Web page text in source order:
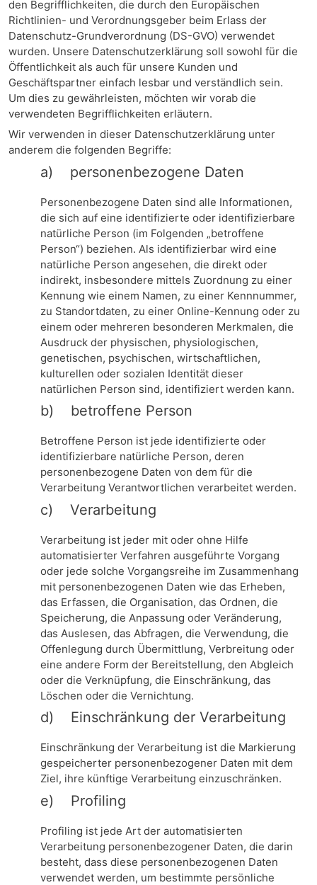
den Begrifflichkeiten, die durch den Europäischen
Richtlinien- und Verordnungsgeber beim Erlass der
Datenschutz-Grundverordnung (DS-GVO) verwendet
wurden. Unsere Datenschutzerklärung soll sowohl für die
Öffentlichkeit als auch für unsere Kunden und
Geschäftspartner einfach lesbar und verständlich sein.
Um dies zu gewährleisten, möchten wir vorab die
verwendeten Begrifflichkeiten erläutern.
Wir verwenden in dieser Datenschutzerklärung unter
anderem die folgenden Begriffe:
a) personenbezogene Daten
Personenbezogene Daten sind alle Informationen,
die sich auf eine identifizierte oder identifizierbare
natürliche Person (im Folgenden „betroffene
Person“) beziehen. Als identifizierbar wird eine
natürliche Person angesehen, die direkt oder
indirekt, insbesondere mittels Zuordnung zu einer
Kennung wie einem Namen, zu einer Kennnummer,
zu Standortdaten, zu einer Online-Kennung oder zu
einem oder mehreren besonderen Merkmalen, die
Ausdruck der physischen, physiologischen,
genetischen, psychischen, wirtschaftlichen,
kulturellen oder sozialen Identität dieser
natürlichen Person sind, identifiziert werden kann.
b) betroffene Person
Betroffene Person ist jede identifizierte oder
identifizierbare natürliche Person, deren
personenbezogene Daten von dem für die
Verarbeitung Verantwortlichen verarbeitet werden.
c) Verarbeitung
Verarbeitung ist jeder mit oder ohne Hilfe
automatisierter Verfahren ausgeführte Vorgang
oder jede solche Vorgangsreihe im Zusammenhang
mit personenbezogenen Daten wie das Erheben,
das Erfassen, die Organisation, das Ordnen, die
Speicherung, die Anpassung oder Veränderung,
das Auslesen, das Abfragen, die Verwendung, die
Offenlegung durch Übermittlung, Verbreitung oder
eine andere Form der Bereitstellung, den Abgleich
oder die Verknüpfung, die Einschränkung, das
Löschen oder die Vernichtung.
d) Einschränkung der Verarbeitung
Einschränkung der Verarbeitung ist die Markierung
gespeicherter personenbezogener Daten mit dem
Ziel, ihre künftige Verarbeitung einzuschränken.
e) Profiling
Profiling ist jede Art der automatisierten
Verarbeitung personenbezogener Daten, die darin
besteht, dass diese personenbezogenen Daten
verwendet werden, um bestimmte persönliche